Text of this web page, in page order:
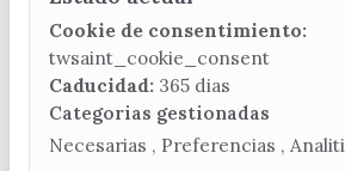
CONTACTA CON LA OFICINA DE
(+34) 952 541 104
turismo@velezmalaga.es
C/ Poniente, 2. CP 29740
Cookie de consentimiento:
twsaint_cookie_consent
Caducidad: 365 dias
Categorias gestionadas
Necesarias ,